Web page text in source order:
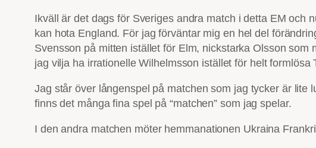
Ikväll är det dags för Sveriges andra match i detta EM och
kan hota England. För jag förväntar mig en hel del
Svensson på mitten istället för Elm, nickstarka Olsson
jag vilja ha irrationelle Wilhelmsson istället för helt
Jag står över långenspel på matchen som jag tycker är
finns det många fina spel på “matchen” som jag spelar.
I den andra matchen möter hemmanationen Ukraina